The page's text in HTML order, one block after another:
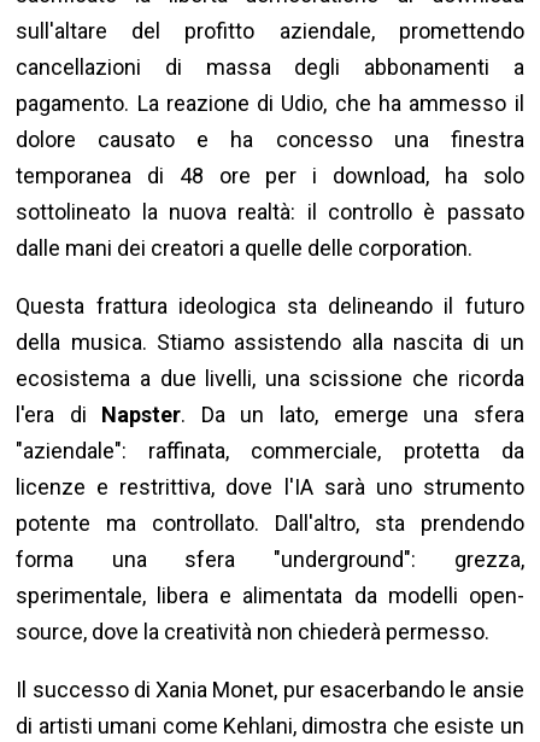
sull'altare del profitto aziendale, promettendo
cancellazioni di massa degli abbonamenti a
pagamento. La reazione di Udio, che ha ammesso il
dolore causato e ha concesso una finestra
temporanea di 48 ore per i download, ha solo
sottolineato la nuova realtà: il controllo è passato
dalle mani dei creatori a quelle delle corporation.
Questa frattura ideologica sta delineando il futuro
della musica. Stiamo assistendo alla nascita di un
ecosistema a due livelli, una scissione che ricorda
l'era di Napster. Da un lato, emerge una sfera
"aziendale": raffinata, commerciale, protetta da
licenze e restrittiva, dove l'IA sarà uno strumento
potente ma controllato. Dall'altro, sta prendendo
forma una sfera "underground": grezza,
sperimentale, libera e alimentata da modelli open-
source, dove la creatività non chiederà permesso.
Il successo di Xania Monet, pur esacerbando le ansie
di artisti umani come Kehlani, dimostra che esiste un